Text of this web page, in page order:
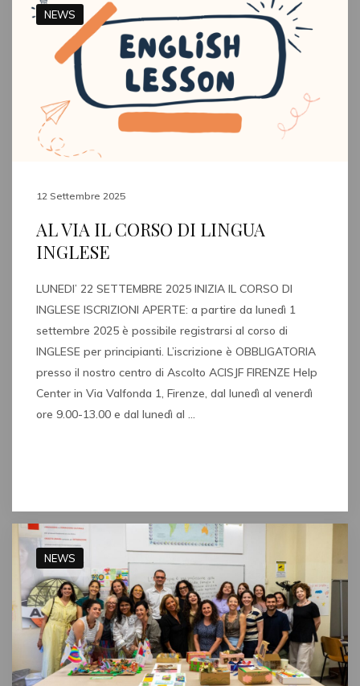
NEWS
12 Settembre 2025
AL VIA IL CORSO DI LINGUA
INGLESE
LUNEDI’ 22 SETTEMBRE 2025 INIZIA IL CORSO DI
INGLESE ISCRIZIONI APERTE: a partire da lunedì 1
settembre 2025 è possibile registrarsi al corso di
INGLESE per principianti. L’iscrizione è OBBLIGATORIA
presso il nostro centro di Ascolto ACISJF FIRENZE Help
Center in Via Valfonda 1, Firenze, dal lunedì al venerdì
ore 9.00-13.00 e dal lunedì al …
NEWS